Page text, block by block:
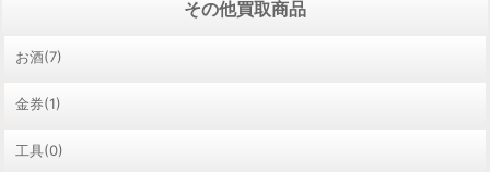
その他買取商品
お酒(7)
金券(1)
工具(0)